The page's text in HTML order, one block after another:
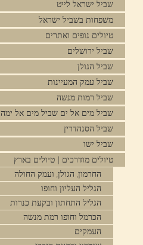
שביל ישראל לייט
משפחות בשביל ישראל
טיולים נופים ואתרים
שביל ירושלים
שביל הגולן
שביל עמק המעיינות
שביל רמות מנשה
שביל מים אל ים שביל מים אל ימה
שביל הסנהדרין
שביל ישו
טיולים מודרכים | טיולים בארץ
החרמון, הגולן, ועמק החולה
הגליל העליון וחופו
הגליל התחתון ובקעת כנרות
הכרמל וחופו רמת מנשה
העמקים